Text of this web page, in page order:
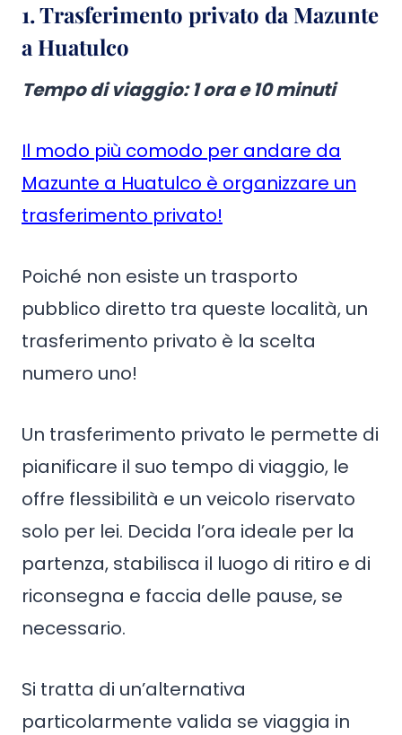
1. Trasferimento privato da Mazunte
a Huatulco
Tempo di viaggio:1 ora e 10 minuti
Il modo più comodo per andare da
Mazunte a Huatulco è organizzare un
trasferimento privato!
Poiché non esiste un trasporto
pubblico diretto tra queste località, un
trasferimento privato è la scelta
numero uno!
Un trasferimento privato le permette di
pianificare il suo tempo di viaggio, le
offre flessibilità e un veicolo riservato
solo per lei. Decida l’ora ideale per la
partenza, stabilisca il luogo di ritiro e di
riconsegna e faccia delle pause, se
necessario.
Si tratta di un’alternativa
particolarmente valida se viaggia in